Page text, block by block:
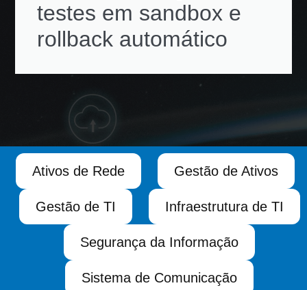
testes em sandbox e
rollback automático
Ativos de Rede Gestão de Ativos
Gestão de TI Infraestrutura de TI
Segurança da Informação
Sistema de Comunicação